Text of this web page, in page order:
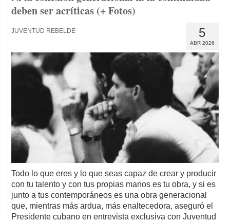
deben ser acríticas (+ Fotos)
5
ABR 2026
JUVENTUD REBELDE
Todo lo que eres y lo que seas capaz de crear y producir
con tu talento y con tus propias manos es tu obra, y si es
junto a tus contemporáneos es una obra generacional
que, mientras más ardua, más enaltecedora, aseguró el
Presidente cubano en entrevista exclusiva con Juventud